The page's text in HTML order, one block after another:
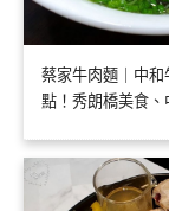
蔡家牛肉麵｜中
點！秀朗橋美食、